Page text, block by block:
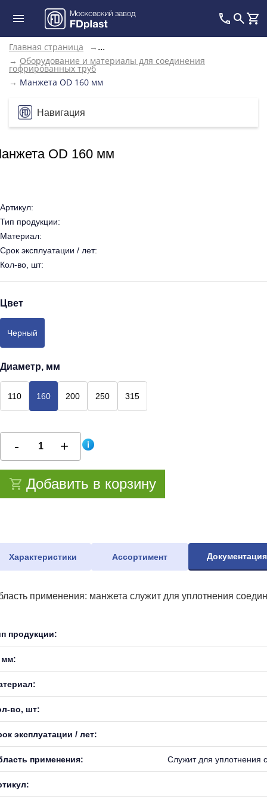
Главная страница → ...
→ Оборудование и материалы для соединения
гофрированных труб
→ Манжета OD 160 мм
Навигация
OD 160 мм
Артикул:
Тип продукции:
Материал:
Срок эксплуатации / лет:
Кол-во, шт:
Цвет
Черный
Диаметр, мм
110 160 200 250 315
Добавить в корзину
Характеристики Ассортимент Документация
применения: манжета служит для уплотнения
продукции:
мм:
во, шт:
эксплуатации / лет:
применения: Служит для уплотнения